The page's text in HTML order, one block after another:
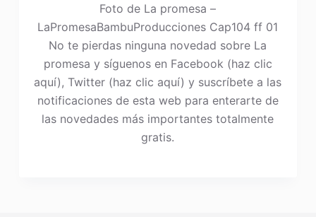
Foto de La promesa –
LaPromesaBambuProducciones Cap104 ff 01
No te pierdas ninguna novedad sobre La
promesa y síguenos en Facebook (haz clic
aquí), Twitter (haz clic aquí) y suscríbete a las
notificaciones de esta web para enterarte de
las novedades más importantes totalmente
gratis.